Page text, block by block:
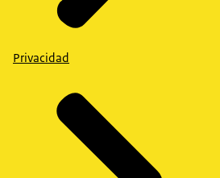
Privacidad